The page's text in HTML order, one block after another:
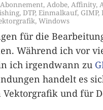
Abonnement, Adobe, Affinity,
, DTP, Einmalkauf, GIMP,
, Windows
für die
Während ich vor
ich irgendwann zu
handelt es
und für